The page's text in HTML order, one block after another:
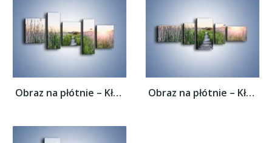
Obraz na płótnie – Kładka wśród mokradeł –... Obraz na płótnie – Kładka wśród mokradeł –...